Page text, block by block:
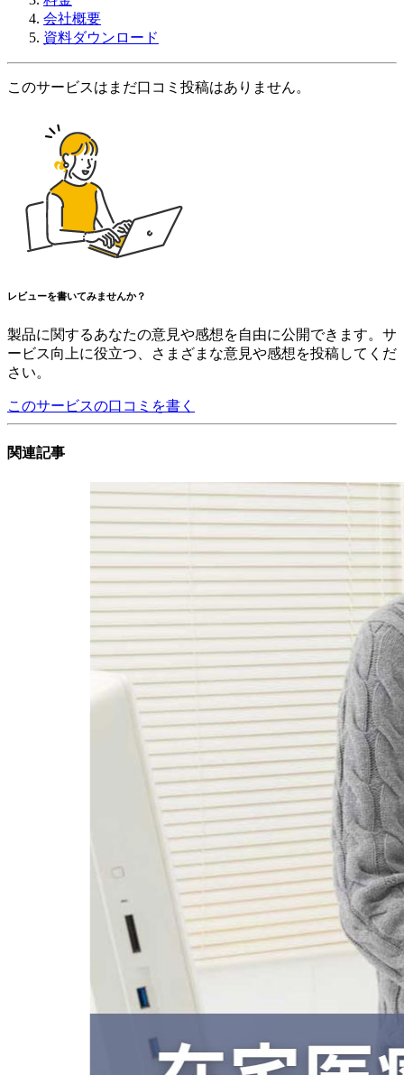
会社概要
資料ダウンロード
このサービスはまだ口コミ投稿はありません。
レビューを書いてみませんか？
製品に関するあなたの意見や感想を自由に公開できます。サ
ービス向上に役立つ、さまざまな意見や感想を投稿してくだ
さい。
このサービスの口コミを書く
関連記事